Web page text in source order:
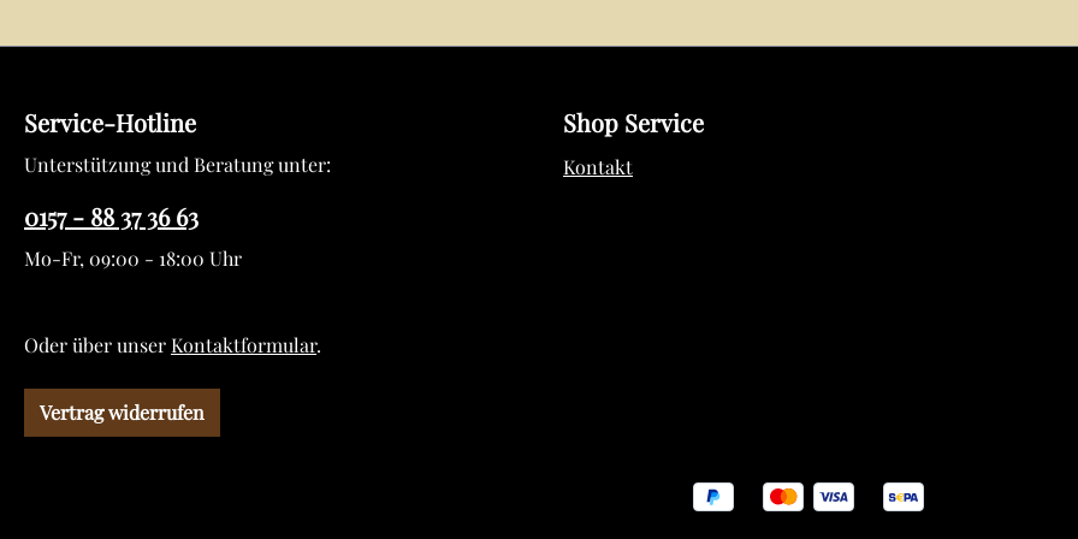
Service-Hotline
Unterstützung und Beratung unter:
0157 - 88 37 36 63
Mo-Fr, 09:00 - 18:00 Uhr
Oder über unserKontaktformular.
Vertrag widerrufen
Shop Service
Kontakt